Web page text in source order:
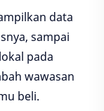
data
sampai
pada
wawasan
beli.